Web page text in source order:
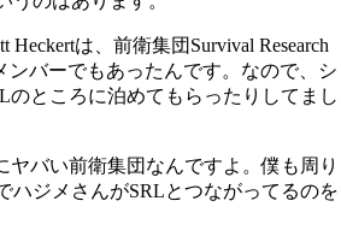
Heckertは、前衛集団Survival Research
ンバーでもあったんです。なので、シ
のところに泊めてもらったりしてまし
バい前衛集団なんですよ。僕も周り
ハジメさんがSRLとつながってるのを